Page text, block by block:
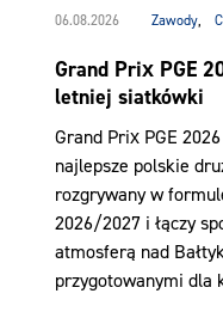
06.08.2026 Zawody,
Grand Prix PGE
letniej siatkówki
Grand Prix PGE
najlepsze polskie
rozgrywany w
2026/2027 i łączy
atmosferą nad
przygotowanymi dla